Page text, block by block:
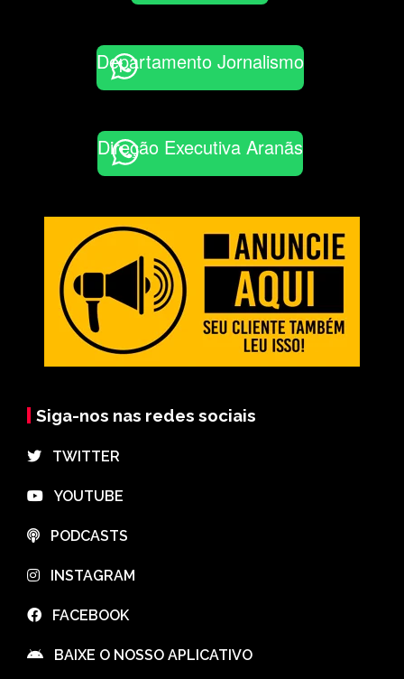
Departamento Jornalismo
Direção Executiva Aranãs
Siga-nos nas redes sociais
⠀TWITTER
⠀YOUTUBE
⠀PODCASTS
⠀INSTAGRAM
⠀FACEBOOK
⠀BAIXE O NOSSO APLICATIVO